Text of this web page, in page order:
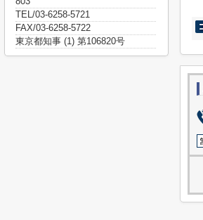
TEL/03-6258-5721
FAX/03-6258-5722
東京都知事 (1) 第106820号